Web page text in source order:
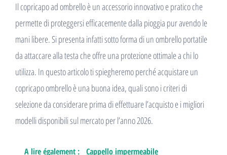
Il copricapo ad ombrello è un accessorio innovativo e pratico che
permette di proteggersi efficacemente dalla pioggia pur avendo le
mani libere. Si presenta infatti sotto forma di un ombrello portatile
da attaccare alla testa che offre una protezione ottimale a chi lo
utilizza. In questo articolo ti spiegheremo perché acquistare un
copricapo ombrello è una buona idea, quali sono i criteri di
selezione da considerare prima di effettuare l’acquisto e i migliori
modelli disponibili sul mercato per l’anno 2026.
A lire également : Cappello impermeabile